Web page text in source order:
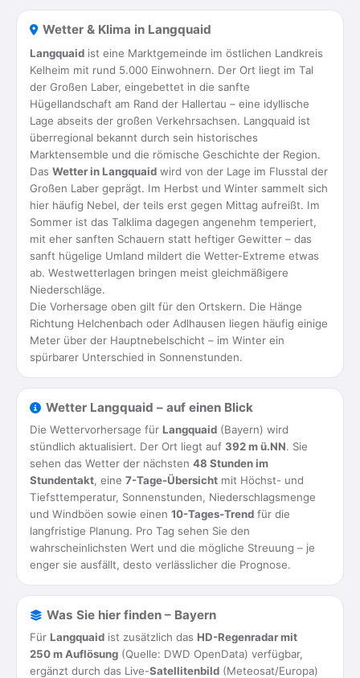
Wetter & Klima in Langquaid
Langquaid ist eine Marktgemeinde im östlichen Landkreis
Kelheim mit rund 5.000 Einwohnern. Der Ort liegt im Tal
der Großen Laber, eingebettet in die sanfte
Hügellandschaft am Rand der Hallertau – eine idyllische
Lage abseits der großen Verkehrsachsen. Langquaid ist
überregional bekannt durch sein historisches
Marktensemble und die römische Geschichte der Region.
Das Wetter in Langquaid wird von der Lage im Flusstal der
Großen Laber geprägt. Im Herbst und Winter sammelt sich
hier häufig Nebel, der teils erst gegen Mittag aufreißt. Im
Sommer ist das Talklima dagegen angenehm temperiert,
mit eher sanften Schauern statt heftiger Gewitter – das
sanft hügelige Umland mildert die Wetter-Extreme etwas
ab. Westwetterlagen bringen meist gleichmäßigere
Niederschläge.
Die Vorhersage oben gilt für den Ortskern. Die Hänge
Richtung Helchenbach oder Adlhausen liegen häufig einige
Meter über der Hauptnebelschicht – im Winter ein
spürbarer Unterschied in Sonnenstunden.
Wetter Langquaid – auf einen Blick
Die Wettervorhersage für Langquaid (Bayern) wird
stündlich aktualisiert. Der Ort liegt auf 392 m ü.NN. Sie
sehen das Wetter der nächsten 48 Stunden im
Stundentakt, eine 7-Tage-Übersicht mit Höchst- und
Tiefsttemperatur, Sonnenstunden, Niederschlagsmenge
und Windböen sowie einen 10-Tages-Trend für die
langfristige Planung. Pro Tag sehen Sie den
wahrscheinlichsten Wert und die mögliche Streuung – je
enger sie ausfällt, desto verlässlicher die Prognose.
Was Sie hier finden – Bayern
Für Langquaid ist zusätzlich das HD-Regenradar mit
250 m Auflösung (Quelle: DWD OpenData) verfügbar,
ergänzt durch das Live-Satellitenbild (Meteosat/Europa)